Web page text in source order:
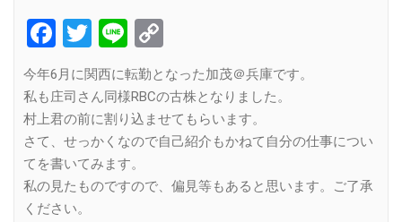
Facebook
Twitter
Line
Link
今年6月に関西に転勤となった加茂＠兵庫です。
私も庄司さん同様RBCの古株となりました。
村上君の前に割り込ませてもらいます。
さて、せっかくなので自己紹介もかねて自分の仕事につい
てを書いてみます。
私の見たものですので、偏見等もあると思います。ご了承
ください。